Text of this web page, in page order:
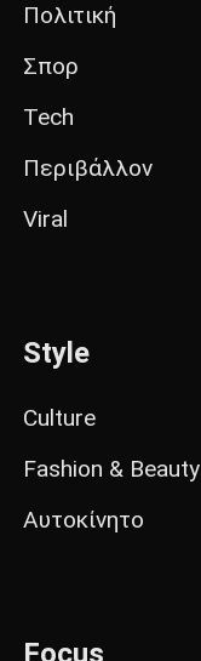
Πολιτική
Σπορ
Tech
Περιβάλλον
Viral
Style
Culture
Fashion & Beauty
Αυτοκίνητο
Focus